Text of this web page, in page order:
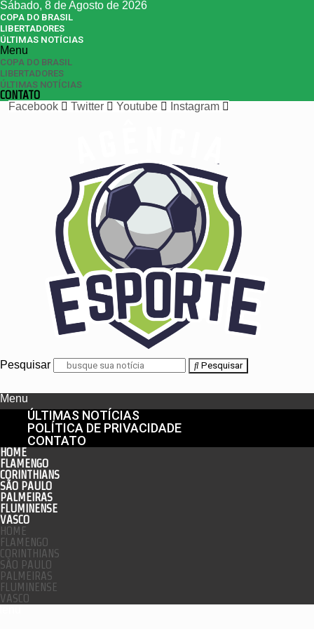
Sábado, 8 de Agosto de 2026
COPA DO BRASIL
LIBERTADORES
ÚLTIMAS NOTÍCIAS
Menu
COPA DO BRASIL
LIBERTADORES
ÚLTIMAS NOTÍCIAS
CONTATO
Facebook
Twitter Youtube Instagram
Pesquisar Pesquisar
Menu
ÚLTIMAS NOTÍCIAS
POLÍTICA DE PRIVACIDADE
CONTATO
HOME
FLAMENGO
CORINTHIANS
SÃO PAULO
PALMEIRAS
FLUMINENSE
VASCO
HOME
FLAMENGO
CORINTHIANS
SÃO PAULO
PALMEIRAS
FLUMINENSE
VASCO